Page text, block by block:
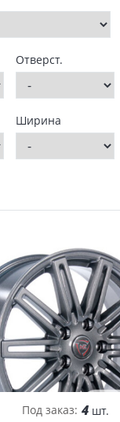
Под заказ: 4шт.
Отверст.
Ширина